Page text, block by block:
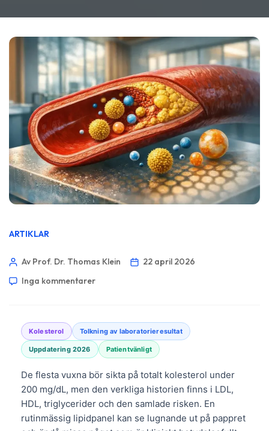
ARTIKLAR
Av Prof. Dr. Thomas Klein
22 april 2026
Inga kommentarer
Kolesterol Tolkning av laboratorieresultat
Uppdatering 2026 Patientvänligt
De flesta vuxna bör sikta på totalt kolesterol under
200 mg/dL, men den verkliga historien finns i LDL,
HDL, triglycerider och den samlade risken. En
rutinmässig lipidpanel kan se lugnande ut på pappret